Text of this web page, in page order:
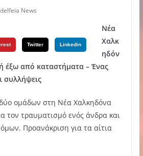
News
Twitter Linkedin
Νέα
Χαλκ
ηδόν
έξω από καταστήματα – Ένας
συλλήψεις
ομάδων στη Νέα Χαλκηδόνα
τον τραυματισμό ενός άνδρα και
Προανάκριση για τα αίτια